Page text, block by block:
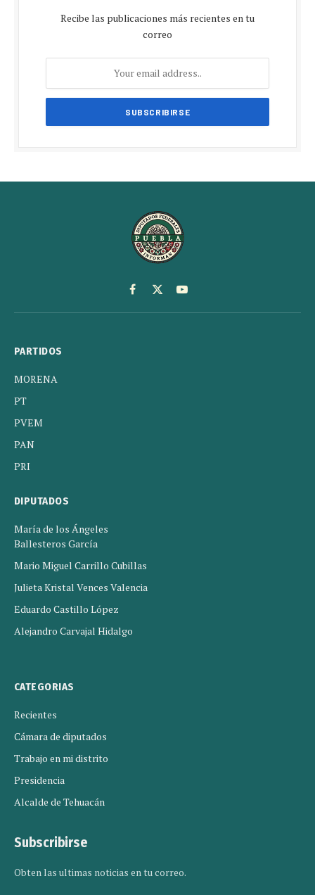
Recibe las publicaciones más recientes en tu
correo
Facebook
X
(Twitter)
YouTube
PARTIDOS
MORENA
PT
PVEM
PAN
PRI
DIPUTADOS
María de los Ángeles
Ballesteros García
Mario Miguel Carrillo Cubillas
Julieta Kristal Vences Valencia
Eduardo Castillo López
Alejandro Carvajal Hidalgo
CATEGORIAS
Recientes
Cámara de diputados
Trabajo en mi distrito
Presidencia
Alcalde de Tehuacán
Subscribirse
Obten las ultimas noticias en tu correo.